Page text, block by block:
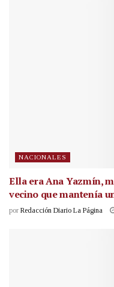
NACIONALES
Ella era Ana Yazmín,
vecino que mantenía
por Redacción Diario La Página